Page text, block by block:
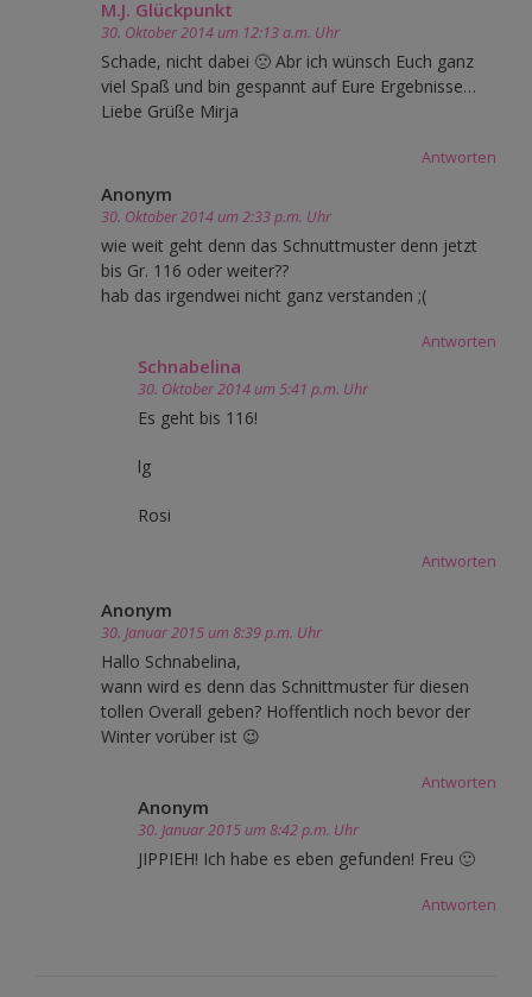
M.J. Glückpunkt
30. Oktober 2014 um 12:13 a.m. Uhr
Schade, nicht dabei 🙁 Abr ich wünsch Euch ganz
viel Spaß und bin gespannt auf Eure Ergebnisse…
Liebe Grüße Mirja
Antworten
Anonym
30. Oktober 2014 um 2:33 p.m. Uhr
wie weit geht denn das Schnuttmuster denn jetzt
bis Gr. 116 oder weiter??
hab das irgendwei nicht ganz verstanden ;(
Antworten
Schnabelina
30. Oktober 2014 um 5:41 p.m. Uhr
Es geht bis 116!
lg
Rosi
Antworten
Anonym
30. Januar 2015 um 8:39 p.m. Uhr
Hallo Schnabelina,
wann wird es denn das Schnittmuster für diesen
tollen Overall geben? Hoffentlich noch bevor der
Winter vorüber ist 😉
Antworten
Anonym
30. Januar 2015 um 8:42 p.m. Uhr
JIPPIEH! Ich habe es eben gefunden! Freu 🙂
Antworten